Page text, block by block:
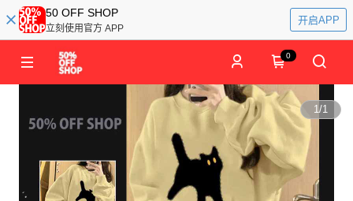
50 OFF SHOP
立刻使用官方 APP
开启APP
0
1/1